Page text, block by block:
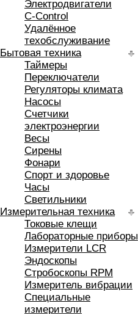
Электродвигатели
C-Control
Удалённое
техобслуживание
Бытовая техника
Таймеры
Переключатели
Регуляторы климата
Насосы
Счетчики
электроэнергии
Весы
Сирены
Фонари
Спорт и здоровье
Часы
Светильники
Измерительная техника
Токовые клещи
Лабораторные приборы
Измерители LCR
Эндоскопы
Стробоскопы RPM
Измеритель вибрации
Специальные
измерители